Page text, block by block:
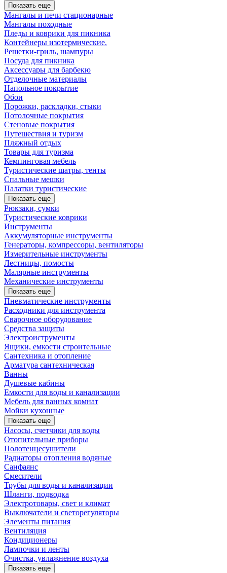
Показать еще
Мангалы и печи стационарные
Мангалы походные
Пледы и коврики для пикника
Контейнеры изотермические.
Решетки-гриль, шампуры
Посуда для пикника
Аксессуары для барбекю
Отделочные материалы
Напольное покрытие
Обои
Порожки, раскладки, стыки
Потолочные покрытия
Стеновые покрытия
Путешествия и туризм
Пляжный отдых
Товары для туризма
Кемпинговая мебель
Туристические шатры, тенты
Спальные мешки
Палатки туристические
Показать еще
Рюкзаки, сумки
Туристические коврики
Инструменты
Аккумуляторные инструменты
Генераторы, компрессоры, вентиляторы
Измерительные инструменты
Лестницы, помосты
Малярные инструменты
Механические инструменты
Показать еще
Пневматические инструменты
Расходники для инструмента
Сварочное оборудование
Средства защиты
Электроиструменты
Ящики, емкости строительные
Сантехника и отопление
Арматура сантехническая
Ванны
Душевые кабины
Емкости для воды и канализации
Мебель для ванных комнат
Мойки кухонные
Показать еще
Насосы, счетчики для воды
Отопительные приборы
Полотенцесушители
Радиаторы отопления водяные
Санфаянс
Смесители
Трубы для воды и канализации
Шланги, подводка
Электротовары, свет и климат
Выключатели и светорегуляторы
Элементы питания
Вентиляция
Кондиционеры
Лампочки и ленты
Очистка, увлажнение воздуха
Показать еще